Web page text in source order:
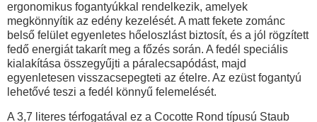
ergonomikus fogantyúkkal rendelkezik, amelyek
megkönnyítik az edény kezelését. A matt fekete zománc
belső felület egyenletes hőeloszlást biztosít, és a jól rögzített
fedő energiát takarít meg a főzés során. A fedél speciális
kialakítása összegyűjti a páralecsapódást, majd
egyenletesen visszacsepegteti az ételre. Az ezüst fogantyú
lehetővé teszi a fedél könnyű felemelését.
A 3,7 literes térfogatával ez a Cocotte Rond típusú Staub